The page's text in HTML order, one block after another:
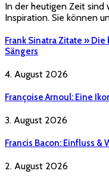
In der heutigen Zeit
Inspiration. Sie können
Frank Sinatra Zitate »
Sängers
4. August 2026
Françoise Arnoul: Eine
3. August 2026
Francis Bacon: Einfluss &
2. August 2026